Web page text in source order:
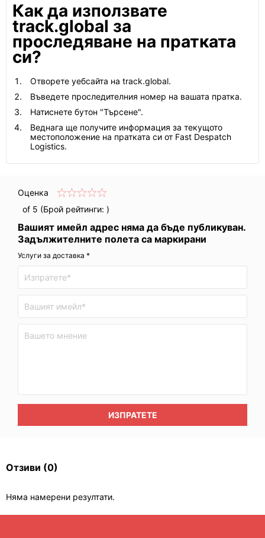
Как да използвате
track.global за
проследяване на пратката
си?
Отворете уебсайта на track.global.
Въведете проследителния номер на вашата пратка.
Натиснете бутон "Търсене".
Веднага ще получите информация за текущото
местоположение на пратката си от Fast Despatch
Logistics.
Оценка
of 5 (Брой рейтинги: )
Вашият имейл адрес няма да бъде публикуван.
Задължителните полета са маркирани
Услуги за доставка *
ИЗПРАТЕТЕ
Отзиви (0)
Няма намерени резултати.